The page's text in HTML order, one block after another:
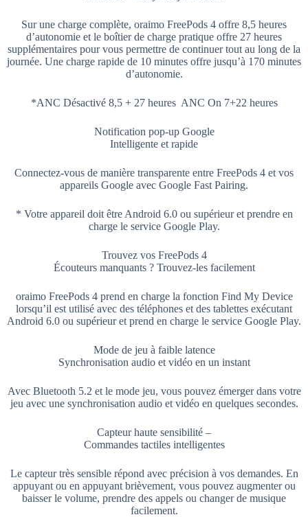
Sur une charge complète, oraimo FreePods 4 offre 8,5 heures
d’autonomie et le boîtier de charge pratique offre 27 heures
supplémentaires pour vous permettre de continuer tout au long de la
journée. Une charge rapide de 10 minutes offre jusqu’à 170 minutes
d’autonomie.
*ANC Désactivé 8,5 + 27 heures ANC On 7+22 heures
Notification pop-up Google
Intelligente et rapide
Connectez-vous de manière transparente entre FreePods 4 et vos
appareils Google avec Google Fast Pairing.
* Votre appareil doit être Android 6.0 ou supérieur et prendre en
charge le service Google Play.
Trouvez vos FreePods 4
Écouteurs manquants ? Trouvez-les facilement
oraimo FreePods 4 prend en charge la fonction Find My Device
lorsqu’il est utilisé avec des téléphones et des tablettes exécutant
Android 6.0 ou supérieur et prend en charge le service Google Play.
Mode de jeu à faible latence
Synchronisation audio et vidéo en un instant
Avec Bluetooth 5.2 et le mode jeu, vous pouvez émerger dans votre
jeu avec une synchronisation audio et vidéo en quelques secondes.
Capteur haute sensibilité –
Commandes tactiles intelligentes
Le capteur très sensible répond avec précision à vos demandes. En
appuyant ou en appuyant brièvement, vous pouvez augmenter ou
baisser le volume, prendre des appels ou changer de musique
facilement.